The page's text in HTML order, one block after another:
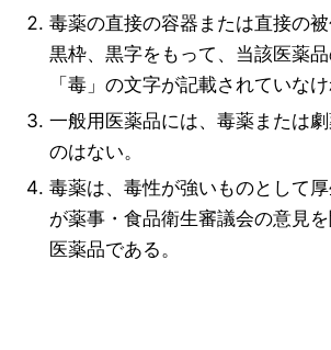
毒薬の直接の容器または直接の
黒枠、黒字をもって、当該医薬
「毒」の文字が記載されていな
一般用医薬品には、毒薬または
のはない。
毒薬は、毒性が強いものとして
が薬事・食品衛生審議会の意見
医薬品である。